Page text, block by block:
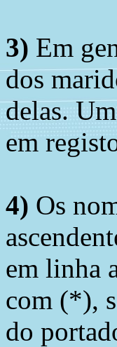
3) Em
dos
delas.
em
4) Os
em linha
com (*),
do